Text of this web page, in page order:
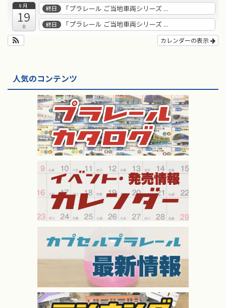
9月
19
土
終日 「プラレール ご当地車両シリーズ ...
終日 「プラレール ご当地車両シリーズ ...
カレンダーの表示
人気のコンテンツ